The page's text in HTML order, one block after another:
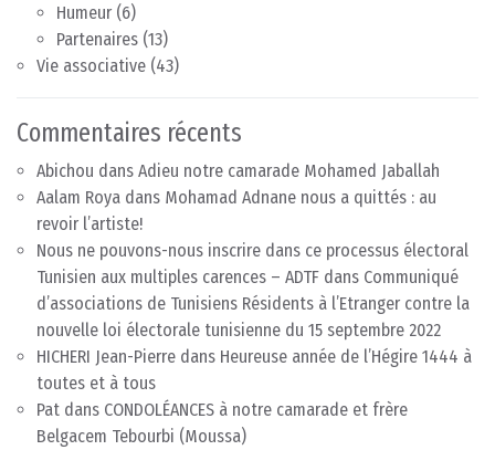
Humeur (6)
Partenaires (13)
Vie associative (43)
Commentaires récents
Abichou dans Adieu notre camarade Mohamed Jaballah
Aalam Roya dans Mohamad Adnane nous a quittés : au
revoir l’artiste!
Nous ne pouvons-nous inscrire dans ce processus électoral
Tunisien aux multiples carences – ADTF dans Communiqué
d’associations de Tunisiens Résidents à l’Etranger contre la
nouvelle loi électorale tunisienne du 15 septembre 2022
HICHERI Jean-Pierre dans Heureuse année de l’Hégire 1444 à
toutes et à tous
Pat dans CONDOLÉANCES à notre camarade et frère
Belgacem Tebourbi (Moussa)